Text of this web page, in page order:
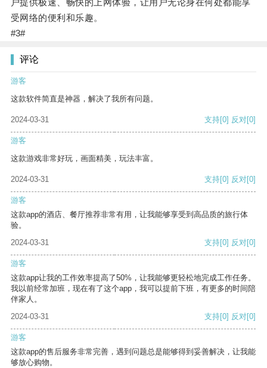
户提供极速、畅快的上网体验，让用户无论身在何处都能享
受网络的便利和乐趣。
#3#
评论
游客
这款软件简直是神器，解决了我所有问题。
2024-03-31 支持[0] 反对[0]
游客
这款游戏非常好玩，画面精美，玩法丰富。
2024-03-31 支持[0] 反对[0]
游客
这款app的酒店、餐厅推荐非常有用，让我能够享受到高品质的旅行体
验。
2024-03-31
支持[0] 反对[0]
游客
这款app让我的工作效率提高了50%，让我能够更轻松地完成工作任务。
我以前经常加班，现在有了这个app，我可以提前下班，有更多的时间陪
伴家人。
2024-03-31
支持[0] 反对[0]
游客
这款app的售后服务非常完善，遇到问题总是能够得到妥善解决，让我能
够放心购物。